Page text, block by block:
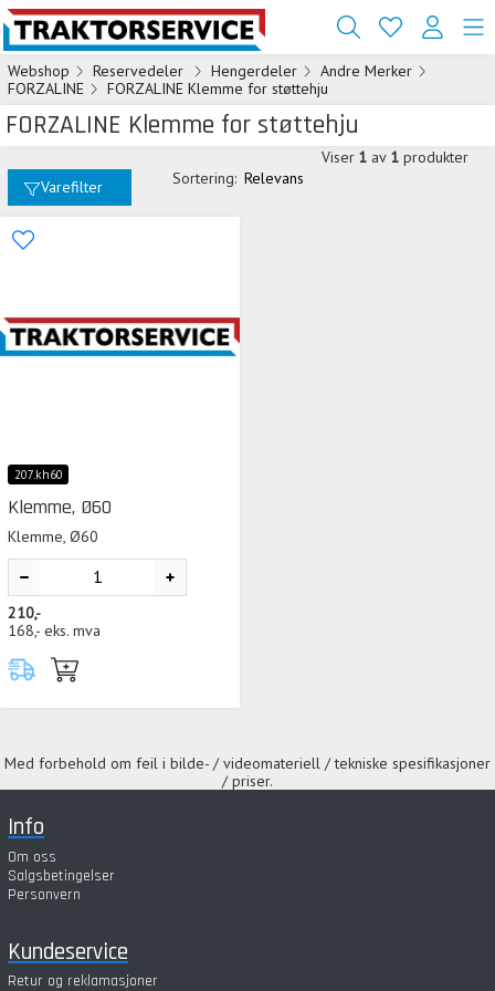
Webshop Reservedeler Hengerdeler
Andre Merker
FORZALINE
FORZALINE Klemme for støttehju
FORZALINE Klemme for støttehju
Varefilter Sortering: Relevans
Viser 1 av 1 produkter
207.kh60
Klemme, Ø60
Klemme, Ø60
210,-
168,- eks. mva
Med forbehold om feil i bilde- / videomateriell / tekniske spesifikasjoner
/ priser.
Info
Om oss
Salgsbetingelser
Personvern
Kundeservice
Retur og reklamasjoner